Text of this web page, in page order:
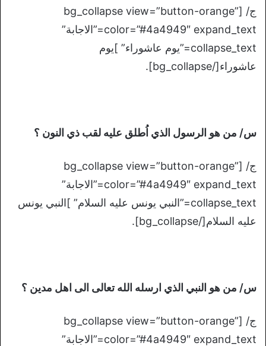
ج/ [bg_collapse view=”button-orange”
color=”#4a4949″ expand_text=”الاجابة”
collapse_text=”يوم عاشوراء” ]يوم
عاشوراء[/bg_collapse].
س/ من هو الرسول الذي اُطلق عليه لقب ذي النون ؟
ج/ [bg_collapse view=”button-orange”
color=”#4a4949″ expand_text=”الاجابة”
collapse_text=”النبي يونس عليه السلام” ]النبي يونس
عليه السلام[/bg_collapse].
س/ من هو النبي الذي ارسله الله تعالى الى اهل مدين ؟
ج/ [bg_collapse view=”button-orange”
color=”#4a4949″ expand_text=”الاجابة”